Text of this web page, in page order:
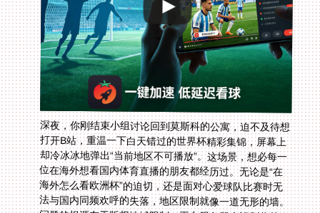
深夜，你刚结束小组讨论回到莫斯科的公寓，迫不及待想
打开B站，重温一下白天错过的世界杯精彩集锦，屏幕上
却冷冰冰地弹出“当前地区不可播放”。这场景，想必每一
位在海外想看国内体育直播的朋友都经历过。无论是“在
海外怎么看欧洲杯”的迫切，还是面对心爱球队比赛时无
法与国内同频欢呼的失落，地区限制就像一道无形的墙。
问题的根源在于版权地域限制，平台服务器会识别你的IP
地址。但别急，这道墙并非不可逾越。本文将为你清晰拆
解，如何通过选择一款靠谱的回国加速器，重新连接你与
国内各大直播平台，无阻畅享NBA、足球赛事和各类电视
节目，让你无论身在何处，都能拥有“主场”般的观赛体